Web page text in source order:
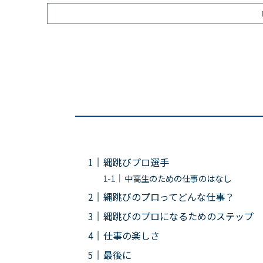
縄跳びプロ選手
中高生のための仕事のはなし
縄跳びのプロってどんな仕事？
縄跳びのプロになるためのステップ
仕事の楽しさ
最後に